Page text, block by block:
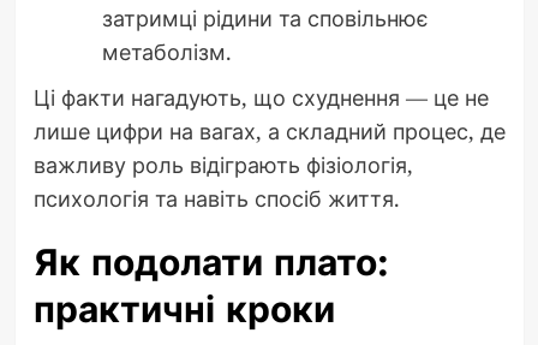
затримці рідини та сповільнює
метаболізм.
Ці факти нагадують, що схуднення — це не
лише цифри на вагах, а складний процес, де
важливу роль відіграють фізіологія,
психологія та навіть спосіб життя.
Як подолати плато:
практичні кроки